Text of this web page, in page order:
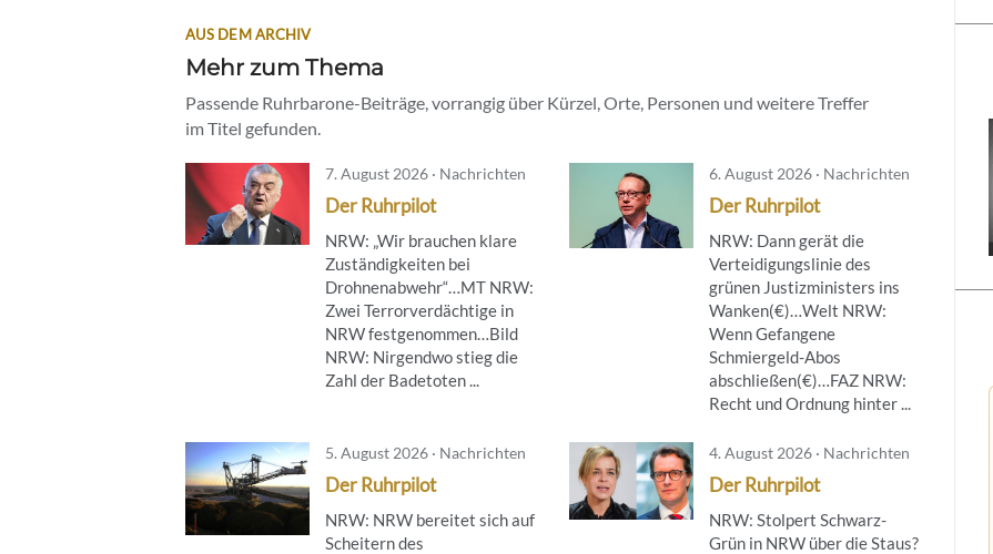
AUS DEM ARCHIV
Mehr zum Thema
Passende Ruhrbarone-Beiträge, vorrangig über Kürzel, Orte, Personen und weitere Treffer
im Titel gefunden.
7. August 2026 · Nachrichten
Der Ruhrpilot
NRW: „Wir brauchen klare
Zuständigkeiten bei
Drohnenabwehr“…MT NRW:
Zwei Terrorverdächtige in
NRW festgenommen…Bild
NRW: Nirgendwo stieg die
Zahl der Badetoten ...
6. August 2026 · Nachrichten
Der Ruhrpilot
NRW: Dann gerät die
Verteidigungslinie des
grünen Justizministers ins
Wanken(€)…Welt NRW:
Wenn Gefangene
Schmiergeld-Abos
abschließen(€)…FAZ NRW:
Recht und Ordnung hinter ...
5. August 2026 · Nachrichten
Der Ruhrpilot
NRW: NRW bereitet sich auf
Scheitern des
4. August 2026 · Nachrichten
Der Ruhrpilot
NRW: Stolpert Schwarz-
Grün in NRW über die Staus?